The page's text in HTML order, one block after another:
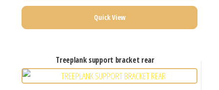
Quick View
treeplank support bracket rear